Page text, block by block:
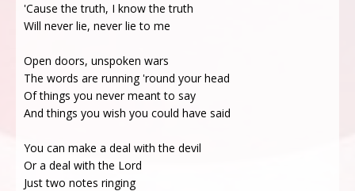
'Cause the truth, I know the truth
Will never lie, never lie to me
Open doors, unspoken wars
The words are running 'round your head
Of things you never meant to say
And things you wish you could have said
You can make a deal with the devil
Or a deal with the Lord
Just two notes ringing